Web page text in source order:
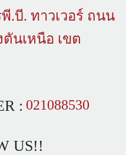
พี.บี. ทาวเวอร์ ถนน
นเหนือ เขต
: 021088530
US!!